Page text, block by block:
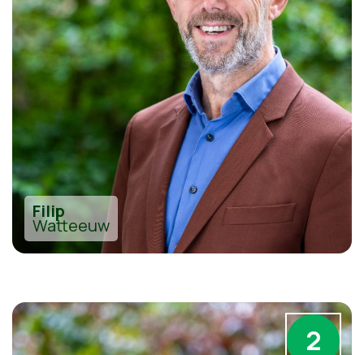
Filip
Watteeuw
2